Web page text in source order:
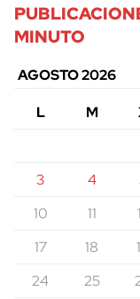
MINUTO
AGOSTO 2026
L
M
3
4
10
11
17
18
24
25